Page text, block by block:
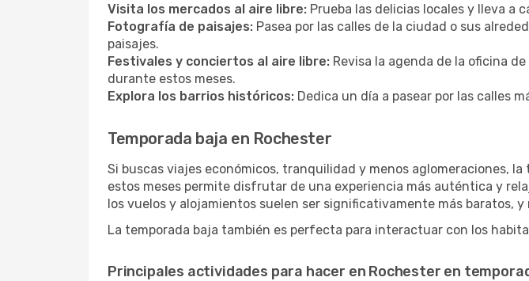
Visita los mercados al aire libre: Prueba las delicias locales y lleva a
Fotografía de paisajes: Pasea por las calles de la ciudad o sus
paisajes.
Festivales y conciertos al aire libre: Revisa la agenda de la oficina
durante estos meses.
Explora los barrios históricos: Dedica un día a pasear por las calles
Temporada baja en Rochester
Si buscas viajes económicos, tranquilidad y menos aglomeraciones,
estos meses permite disfrutar de una experiencia más auténtica y
los vuelos y alojamientos suelen ser significativamente más baratos,
La temporada baja también es perfecta para interactuar con los
Principales actividades para hacer en Rochester en